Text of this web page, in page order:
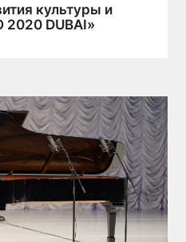
культуры и
2020 DUBAI»